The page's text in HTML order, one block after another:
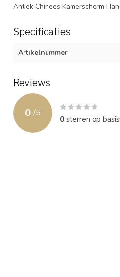
Antiek Chinees Kamerscherm
Specificaties
Artikelnummer
Reviews
0 /5
0sterren op